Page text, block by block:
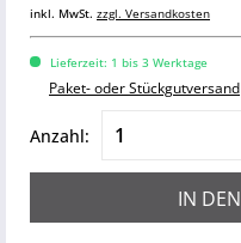
inkl. MwSt. zzgl. Versandkosten
Lieferzeit: 1 bis 3 Werktage
Paket- oder Stückgutversand
Anzahl:
IN DEN